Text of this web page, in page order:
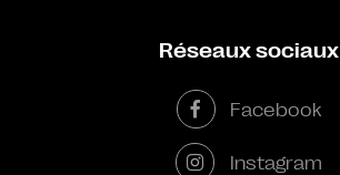
Réseaux sociaux
Facebook
Instagram